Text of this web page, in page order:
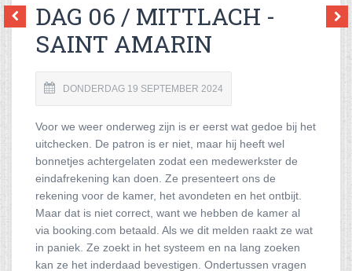
DAG 06 / MITTLACH -
SAINT AMARIN
DONDERDAG 19 SEPTEMBER 2024
Voor we weer onderweg zijn is er eerst wat gedoe bij het
uitchecken. De patron is er niet, maar hij heeft wel
bonnetjes achtergelaten zodat een medewerkster de
eindafrekening kan doen. Ze presenteert ons de
rekening voor de kamer, het avondeten en het ontbijt.
Maar dat is niet correct, want we hebben de kamer al
via booking.com betaald. Als we dit melden raakt ze wat
in paniek. Ze zoekt in het systeem en na lang zoeken
kan ze het inderdaad bevestigen. Ondertussen vragen